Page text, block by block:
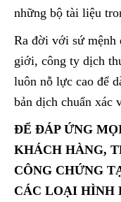
những bộ tài liệu
Ra đời với sứ mệnh
giới, công ty dịch
luôn nỗ lực cao để
bản dịch chuẩn xác
ĐỂ ĐÁP ỨNG
KHÁCH HÀNG,
CÔNG CHỨNG
CÁC LOẠI HÌNH